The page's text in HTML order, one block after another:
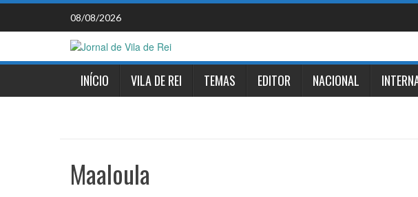
Skip
content
08/08/2026
INÍCIO VILA DE REI TEMAS EDITOR NACIONAL
Maaloula